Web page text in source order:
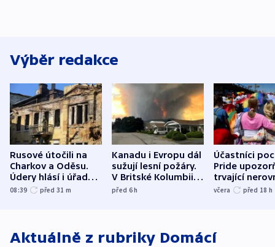
Výběr redakce
Rusové útočili na
Charkov a Oděsu.
Údery hlásí i úřady v
Bělgorodu
08:39 před 31 m
Kanadu i Evropu dál
sužují lesní požáry.
V Britské Kolumbii
evakuovali tisíce lidí
před 6h
Účastníci
Pride
trvající
včera před 18 h
Aktuálně z rubriky Domácí